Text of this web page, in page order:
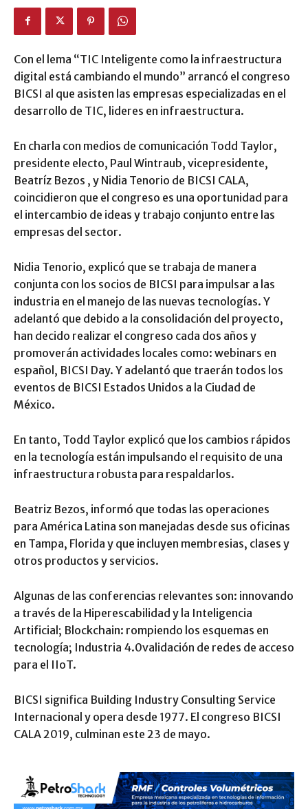
Con el lema “TIC Inteligente como la infraestructura
digital está cambiando el mundo” arrancó el congreso
BICSI al que asisten las empresas especializadas en el
desarrollo de TIC, lideres en infraestructura.
En charla con medios de comunicación Todd Taylor,
presidente electo, Paul Wintraub, vicepresidente,
Beatríz Bezos , y Nidia Tenorio de BICSI CALA,
coincidieron que el congreso es una oportunidad para
el intercambio de ideas y trabajo conjunto entre las
empresas del sector.
Nidia Tenorio, explicó que se trabaja de manera
conjunta con los socios de BICSI para impulsar a las
industria en el manejo de las nuevas tecnologías. Y
adelantó que debido a la consolidación del proyecto,
han decido realizar el congreso cada dos años y
promoverán actividades locales como: webinars en
español, BICSI Day. Y adelantó que traerán todos los
eventos de BICSI Estados Unidos a la Ciudad de
México.
En tanto, Todd Taylor explicó que los cambios rápidos
en la tecnología están impulsando el requisito de una
infraestructura robusta para respaldarlos.
Beatriz Bezos, informó que todas las operaciones
para América Latina son manejadas desde sus oficinas
en Tampa, Florida y que incluyen membresias, clases y
otros productos y servicios.
Algunas de las conferencias relevantes son: innovando
a través de la Hiperescabilidad y la Inteligencia
Artificial; Blockchain: rompiendo los esquemas en
tecnología; Industria 4.0validación de redes de acceso
para el IIoT.
BICSI significa Building Industry Consulting Service
Internacional y opera desde 1977. El congreso BICSI
CALA 2019, culminan este 23 de mayo.